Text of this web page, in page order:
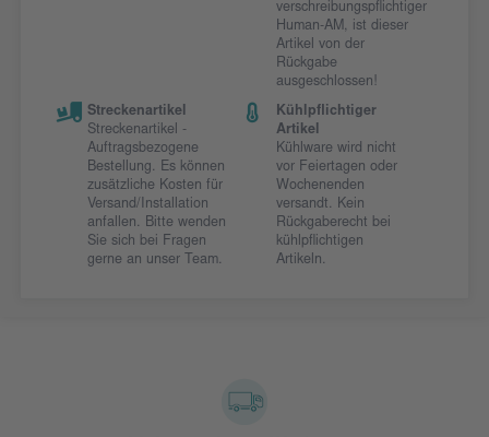
verschreibungspflichtiger
Human-AM, ist dieser
Artikel von der
Rückgabe
ausgeschlossen!
Streckenartikel
Streckenartikel -
Auftragsbezogene
Bestellung. Es können
zusätzliche Kosten für
Versand/Installation
anfallen. Bitte wenden
Sie sich bei Fragen
gerne an unser Team.
Kühlpflichtiger
Artikel
Kühlware wird nicht
vor Feiertagen oder
Wochenenden
versandt. Kein
Rückgaberecht bei
kühlpflichtigen
Artikeln.